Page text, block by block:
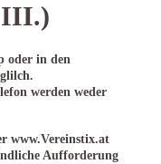
III.)
oder in den
werden weder
www.Vereinstix.at
Aufforderung